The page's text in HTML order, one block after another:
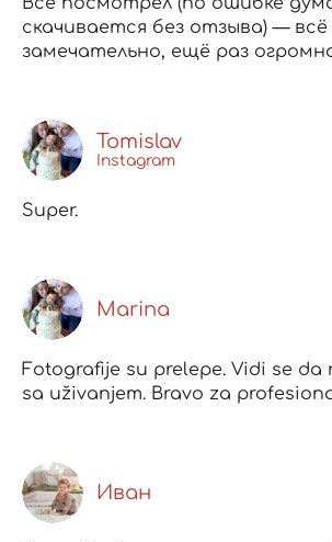
скачивается без отзыва) — всё
замечательно, ещё раз
Tomislav
Instagram
Super.
Marina
Fotografije su prelepe. Vidi se da
sa uživanjem. Bravo za
Иван